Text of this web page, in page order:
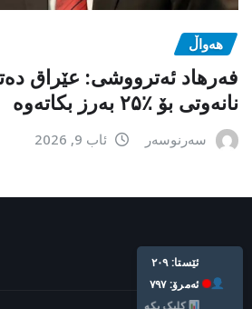
هەواڵ
فەرهاد ئەترووشی: عێراق
نانەوتی بۆ ٪۲۵ بەرز بکاتەوە
سەرنوسەر ئاب 9, 2026
ئێستا: ٢٠٩
ئه‌مرۆ: ٧٩٧
کلیک بکە